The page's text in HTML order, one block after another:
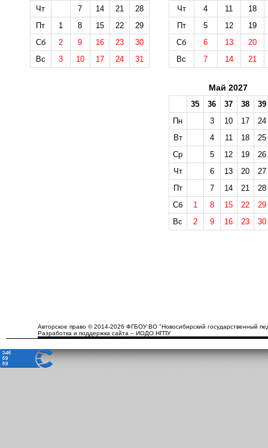
Чт
7 14 21
28
Пт
1 8 15 22
29
Сб
2 9 16 23
30
Вс
3 10 17 24 31
Чт
4 11
18
Пт
5 12
19
Сб
6 13
20
Вс
7 14 21
Май 2027
35 36 37 38
39
Пн
3 10 17
24
Вт
4 11 18
25
Ср
5 12 19
26
Чт
6 13 20
27
Пт
7 14 21
28
Сб
1 8 15 22
29
Вс
2 9 16 23 30
Авторское право © 2014-2026 ФГБОУ ВО "Новосибирский государственный
Разработка и поддержка сайта – ИОДО НГПУ